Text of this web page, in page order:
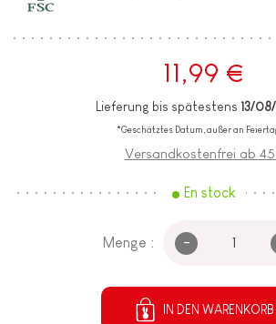
11,99 €
Lieferung bis spätestens 13/
*Geschätztes Datum, außer an
Versandkostenfrei ab
En stock
Menge : -
IN DEN WARENKORB